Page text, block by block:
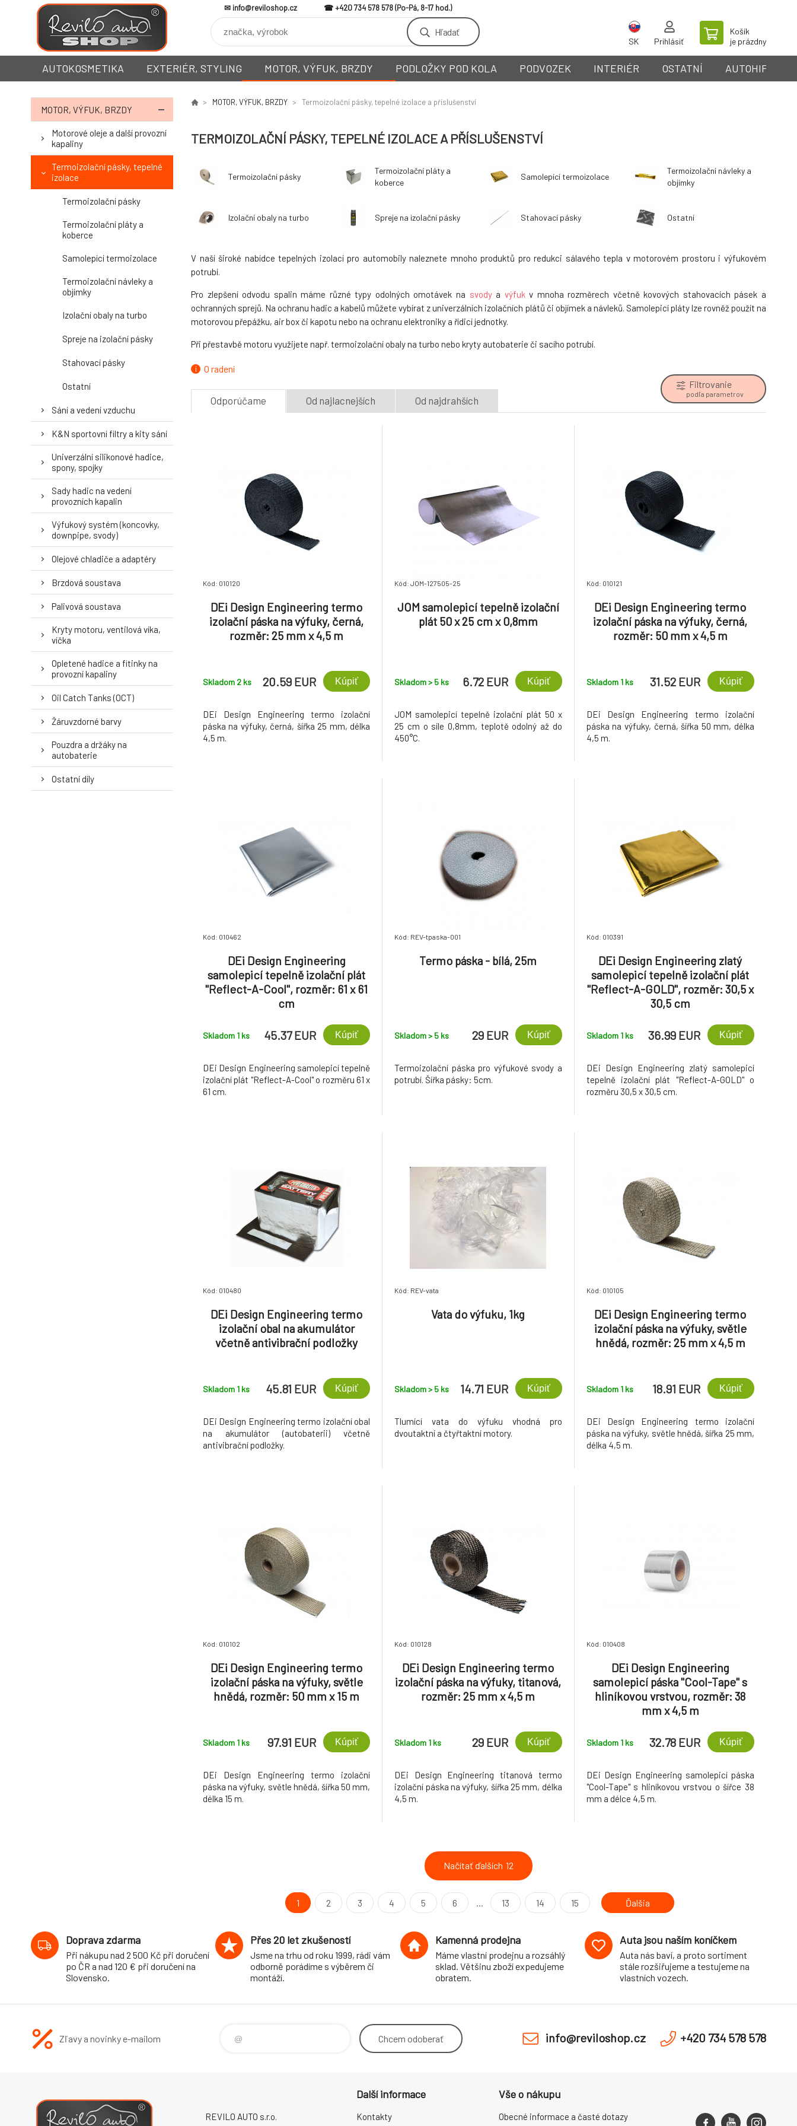
info@reviloshop.cz +420 734 578 578
Hľadať
SK Prihlásiť
Košík
je prázdny
AUTOKOSMETIKA EXTERIÉR, STYLING MOTOR, VÝFUK, BRZDY PODLOŽKY POD KOLA PODVOZEK INTERIÉR OSTATNÍ AUTOHIFI
MOTOR, VÝFUK, BRZDY
Motorové oleje a další provozní
kapaliny
Termoizolační pásky, tepelné
izolace
Termoizolační pásky
Termoizolační pláty a
koberce
Samolepící termoizolace
Termoizolační návleky a
objímky
Izolační obaly na turbo
Spreje na izolační pásky
Stahovací pásky
Ostatní
Sání a vedení vzduchu
K&N sportovní filtry a kity sání
Univerzální silikonové hadice,
spony, spojky
Sady hadic na vedení
provozních kapalin
Výfukový systém (koncovky,
downpipe, svody)
Olejové chladiče a adaptéry
Brzdová soustava
Palivová soustava
Kryty motoru, ventilová víka,
víčka
Opletené hadice a fitinky na
provozní kapaliny
Oil Catch Tanks (OCT)
Žáruvzdorné barvy
Pouzdra a držáky na
autobaterie
Ostatní díly
MOTOR, VÝFUK, BRZDY Termoizolační pásky, tepelné izolace a příslušenství
TERMOIZOLAČNÍ PÁSKY, TEPELNÉ IZOLACE A PŘÍSLUŠENSTVÍ
Termoizolační pásky
Termoizolační pláty a
koberce
Samolepící termoizolace
Termoizolační návleky a
objímky
Izolační obaly na turbo Spreje na izolační pásky Stahovací pásky Ostatní
V naší široké nabídce tepelných izolací pro automobily naleznete mnoho produktů pro redukci sálavého tepla v motorovém prostoru i výfukovém
potrubí.
Pro zlepšení odvodu spalin máme různé typy odolných omotávek na svodya výfukv mnoha rozměrech včetně kovových stahovacích pásek a
ochranných sprejů. Na ochranu hadic a kabelů můžete vybírat z univerzálních izolačních plátů či objímek a návleků. Samolepicí pláty lze rovněž použít na
motorovou přepážku, air box či kapotu nebo na ochranu elektroniky a řídicí jednotky.
Při přestavbě motoru využijete např. termoizolační obaly na turbo nebo kryty autobaterie či sacího potrubí.
O radení
Odporúčame Od najlacnejších Od najdrahších
Filtrovanie
podľa parametrov
Kód: 010120
DEi Design Engineering termo
izolační páska na výfuky, černá,
rozměr: 25 mm x 4,5 m
Skladom 2 ks 20.59 EUR Kúpiť
DEi Design Engineering termo izolační
páska na výfuky, černá, šířka 25 mm, délka
4,5 m.
Kód: JOM-127505-25
JOM samolepicí tepelně izolační
plát 50 x 25 cm x 0,8mm
Skladom > 5 ks 6.72 EUR Kúpiť
JOM samolepicí tepelně izolační plát 50 x
25 cm o síle 0,8mm, teplotě odolný až do
450°C.
Kód: 010121
DEi Design Engineering termo
izolační páska na výfuky, černá,
rozměr: 50 mm x 4,5 m
Skladom 1 ks 31.52 EUR Kúpiť
DEi Design Engineering termo izolační
páska na výfuky, černá, šířka 50 mm, délka
4,5 m.
Kód: 010462
DEi Design Engineering
samolepicí tepelně izolační plát
"Reflect-A-Cool", rozměr: 61 x 61
cm
Skladom 1 ks 45.37 EUR Kúpiť
DEi Design Engineering samolepicí tepelně
izolační plát "Reflect-A-Cool" o rozměru 61 x
61 cm.
Kód: REV-tpaska-001
Termo páska - bílá, 25m
Skladom > 5 ks 29 EUR Kúpiť
Termoizolační páska pro výfukové svody a
potrubí. Šířka pásky: 5cm.
Kód: 010391
DEi Design Engineering zlatý
samolepicí tepelně izolační plát
"Reflect-A-GOLD", rozměr: 30,5 x
30,5 cm
Skladom 1 ks 36.99 EUR Kúpiť
DEi Design Engineering zlatý samolepicí
tepelně izolační plát "Reflect-A-GOLD" o
rozměru 30,5 x 30,5 cm.
Kód: 010480
DEi Design Engineering termo
izolační obal na akumulátor
včetně antivibrační podložky
Skladom 1 ks 45.81 EUR Kúpiť
DEi Design Engineering termo izolační obal
na akumulátor (autobaterii) včetně
antivibrační podložky.
Kód: REV-vata
Vata do výfuku, 1kg
Skladom > 5 ks 14.71 EUR Kúpiť
Tlumící vata do výfuku vhodná pro
dvoutaktní a čtyřtaktní motory.
Kód: 010105
DEi Design Engineering termo
izolační páska na výfuky, světle
hnědá, rozměr: 25 mm x 4,5 m
Skladom 1 ks 18.91 EUR Kúpiť
DEi Design Engineering termo izolační
páska na výfuky, světle hnědá, šířka 25 mm,
délka 4,5 m.
Kód: 010102
DEi Design Engineering termo
izolační páska na výfuky, světle
hnědá, rozměr: 50 mm x 15 m
Skladom 1 ks 97.91 EUR Kúpiť
DEi Design Engineering termo izolační
páska na výfuky, světle hnědá, šířka 50 mm,
délka 15 m.
Kód: 010128
DEi Design Engineering termo
izolační páska na výfuky, titanová,
rozměr: 25 mm x 4,5 m
Skladom 1 ks 29 EUR Kúpiť
DEi Design Engineering titanová termo
izolační páska na výfuky, šířka 25 mm, délka
4,5 m.
Kód: 010408
DEi Design Engineering
samolepicí páska "Cool-Tape" s
hliníkovou vrstvou, rozměr: 38
mm x 4,5 m
Skladom 1 ks 32.78 EUR Kúpiť
DEi Design Engineering samolepicí páska
"Cool-Tape" s hliníkovou vrstvou o šířce 38
mm a délce 4,5 m.
Načítať ďalších 12
1 2 3 4 5 6 ... 13 14 15 Ďalšia
Doprava zdarma
Při nákupu nad 2 500 Kč při doručení
po ČR a nad 120 € při doručení na
Slovensko.
Přes 20 let zkušeností
Jsme na trhu od roku 1999, rádi vám
odborně porádíme s výběrem či
montáží.
Kamenná prodejna
Máme vlastní prodejnu a rozsáhlý
sklad. Většinu zboží expedujeme
obratem.
Auta jsou naším koníčkem
Auta nás baví, a proto sortiment
stále rozšiřujeme a testujeme na
vlastních vozech.
Zľavy a novinky e-mailom Chcem odoberať info@reviloshop.cz +420 734 578 578
REVILO AUTO s.r.o.
Další informace
Kontakty
Vše o nákupu
Obecné informace a časté dotazy